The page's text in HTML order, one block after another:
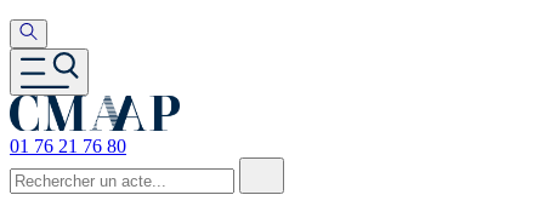
01 76 21 76 80